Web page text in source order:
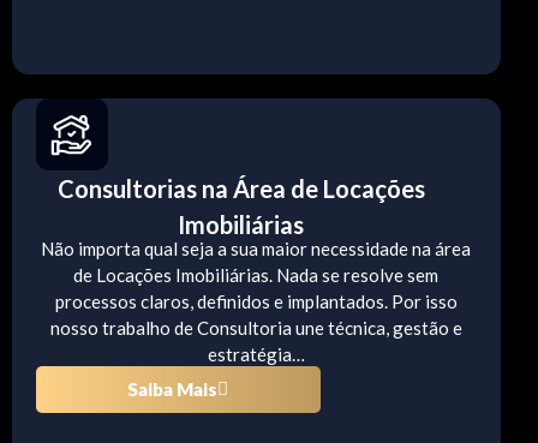
Consultorias na Área de Locações
Imobiliárias
Não importa qual seja a sua maior necessidade na área
de Locações Imobiliárias. Nada se resolve sem
processos claros, definidos e implantados. Por isso
nosso trabalho de Consultoria une técnica, gestão e
estratégia…
Saiba Mais